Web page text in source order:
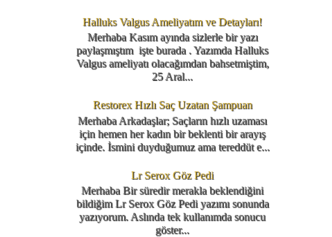
Halluks Valgus Ameliyatım ve Detayları!
Merhaba Kasım ayında sizlerle bir yazı
paylaşmıştım işte burada . Yazımda Halluks
Valgus ameliyatı olacağımdan bahsetmiştim,
25 Aral...
Restorex Hızlı Saç Uzatan Şampuan
Merhaba Arkadaşlar; Saçların hızlı uzaması
için hemen her kadın bir beklenti bir arayış
içinde. İsmini duyduğumuz ama tereddüt e...
Lr Serox Göz Pedi
Merhaba Bir süredir merakla beklendiğini
bildiğim Lr Serox Göz Pedi yazımı sonunda
yazıyorum. Aslında tek kullanımda sonucu
göster...